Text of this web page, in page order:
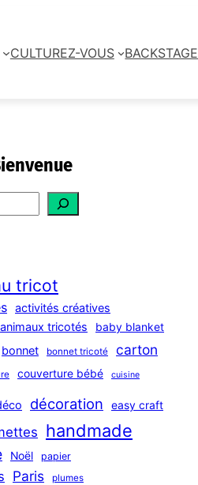
CULTUREZ-VOUS BACKSTAGE
tricot
activités créatives
animaux tricotés baby blanket
bonnet bonnet tricoté carton
couverture bébé cuisine
décoration easy craft
handmade
Noël papier
Paris plumes